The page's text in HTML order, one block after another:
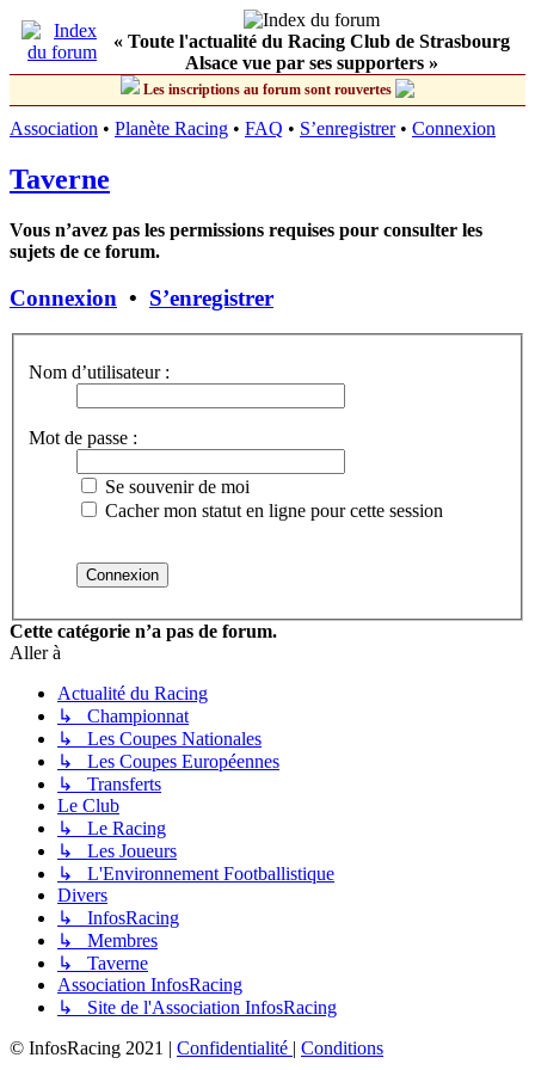
« Toute l'actualité du Racing Club de Strasbourg
Alsace vue par ses supporters »
Les inscriptions au forum sont rouvertes
Association • Planète Racing • FAQ • S’enregistrer• Connexion
Taverne
Vous n’avez pas les permissions requises pour consulter les
sujets de ce forum.
Connexion • S’enregistrer
Nom d’utilisateur :
Mot de passe :
Se souvenir de moi
Cacher mon statut en ligne pour cette session
Cette catégorie n’a pas de forum.
Aller à
Actualité du Racing
↳ Championnat
↳ Les Coupes Nationales
↳ Les Coupes Européennes
↳ Transferts
Le Club
↳ Le Racing
↳ Les Joueurs
↳ L'Environnement Footballistique
Divers
↳ InfosRacing
↳ Membres
↳ Taverne
Association InfosRacing
↳ Site de l'Association InfosRacing
© InfosRacing 2021 | Confidentialité | Conditions